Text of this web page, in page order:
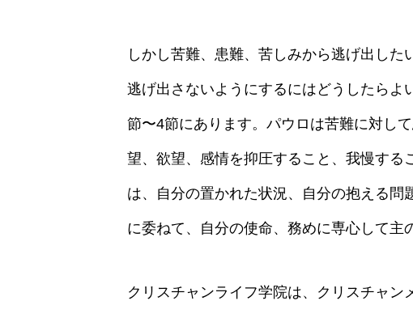
しかし苦難、患難、苦しみから逃げ出し
逃げ出さないようにするにはどうしたら
節〜4節にあります。パウロは苦難に対し
望、欲望、感情を抑圧すること、我慢する
は、自分の置かれた状況、自分の抱える
に委ねて、自分の使命、務めに専心して主
クリスチャンライフ学院は、クリスチャ